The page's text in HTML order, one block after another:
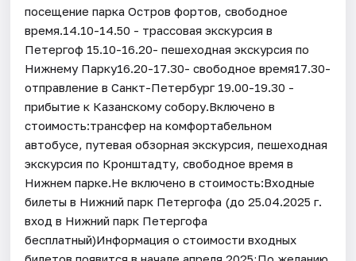
посещение парка Остров фортов, свободное
время.14.10-14.50 - трассовая экскурсия в
Петергоф 15.10-16.20- пешеходная экскурсия по
Нижнему Парку16.20-17.30- свободное время17.30-
отправление в Санкт-Петербург 19.00-19.30 -
прибытие к Казанскому собору.Включено в
стоимость:трансфер на комфортабельном
автобусе, путевая обзорная экскурсия, пешеходная
экскурсия по Кронштадту, свободное время в
Нижнем парке.Не включено в стоимость:Входные
билеты в Нижний парк Петергофа (до 25.04.2025 г.
вход в Нижний парк Петергофа
бесплатный)Информация о стоимости входных